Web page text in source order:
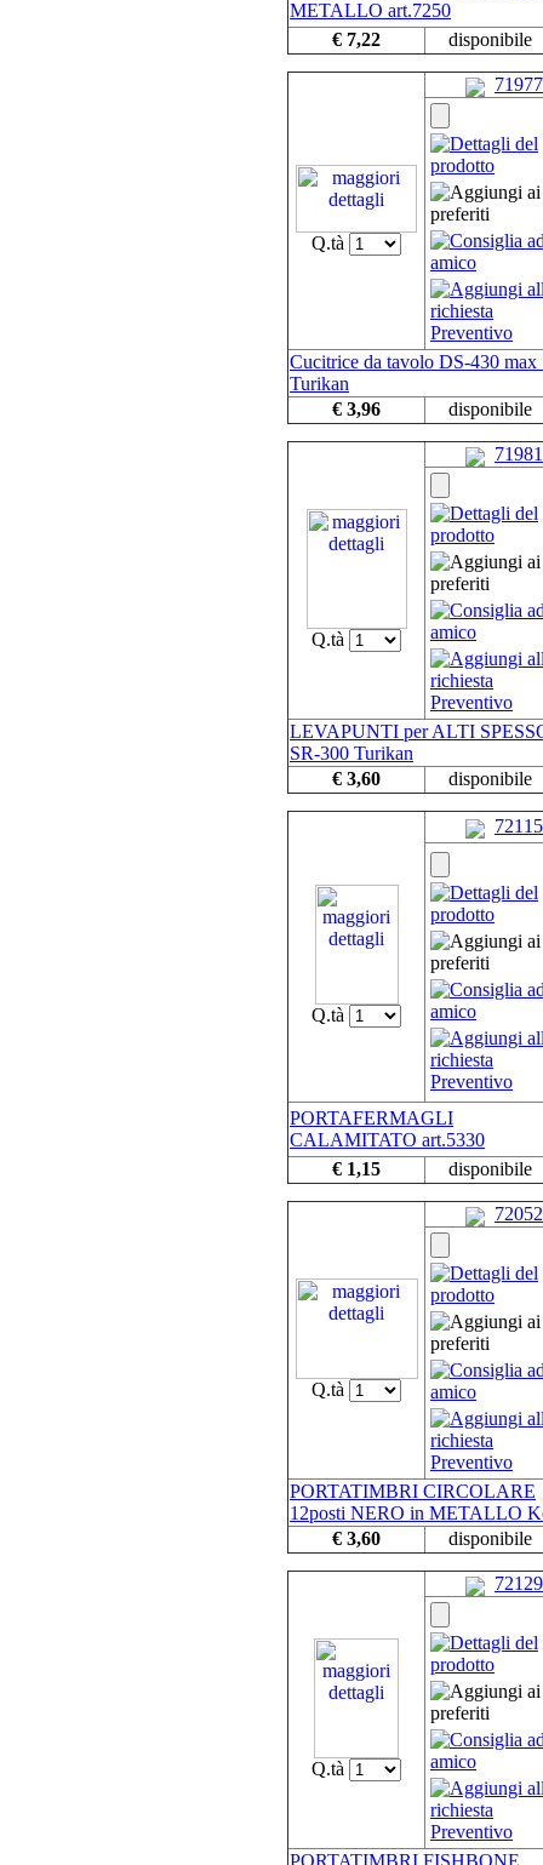
METALLO art.7250
€ 7,22
disponibile
Q.tà
71977
Cucitrice da tavolo DS-430 max
Turikan
€ 3,96
disponibile
Q.tà
71981
LEVAPUNTI per ALTI
SR-300 Turikan
€ 3,60
disponibile
Q.tà
72115
PORTAFERMAGLI
CALAMITATO art.5330
€ 1,15
disponibile
Q.tà
72052
PORTATIMBRI CIRCOLARE
12posti NERO in METALLO
€ 3,60
disponibile
Q.tà
72129